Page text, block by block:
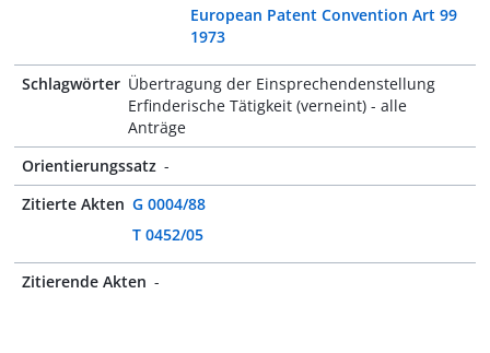
European Patent Convention Art 99
1973
Schlagwörter Übertragung der Einsprechendenstellung
Erfinderische Tätigkeit (verneint) - alle
Anträge
Orientierungssatz -
Zitierte Akten G 0004/88
T 0452/05
Zitierende Akten -